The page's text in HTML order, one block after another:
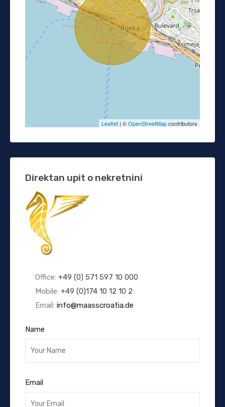
Leaflet | ©OpenStreetMapcontributors
Direktan upit o nekretnini
Office: +49 (0) 571 597 10 000
Mobile: +49 (0)174 10 12 10 2
Email: info@maasscroatia.de
Name
Email